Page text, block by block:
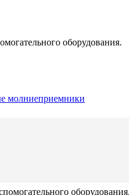
оборудования.
молниеприемники